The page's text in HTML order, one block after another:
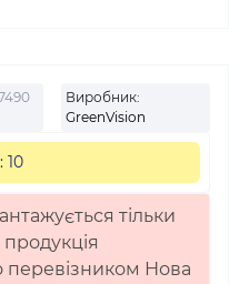
Виробник:
GreenVision
10
тільки
перевізником Нова